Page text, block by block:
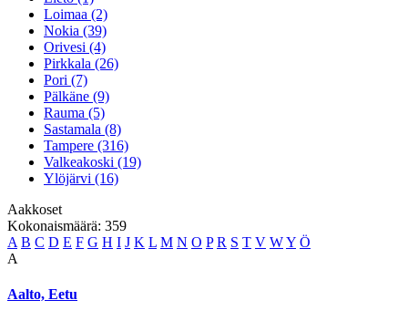
Loimaa (2)
Nokia (39)
Orivesi (4)
Pirkkala (26)
Pori (7)
Pälkäne (9)
Rauma (5)
Sastamala (8)
Tampere (316)
Valkeakoski (19)
Ylöjärvi (16)
Aakkoset
Kokonaismäärä: 359
A B C D E F G H I J K L M N O P R S T V WY Ö
A
Aalto, Eetu